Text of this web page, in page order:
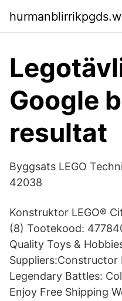
Google
resultat
Byggsats LEGO
42038
Konstruktor LEGO®
(8) Tootekood:
Quality Toys &
Suppliers:Constructor
Legendary Battles:
Enjoy Free Shipping